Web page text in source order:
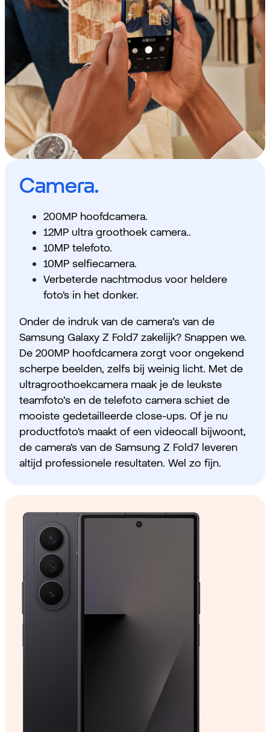
Camera.
200MP hoofdcamera.
12MP ultra groothoek camera..
10MP telefoto.
10MP selfiecamera.
Verbeterde nachtmodus voor heldere
foto's in het donker.
Onder de indruk van de camera’s van de
Samsung Galaxy Z Fold7 zakelijk? Snappen we.
De 200MP hoofdcamera zorgt voor ongekend
scherpe beelden, zelfs bij weinig licht. Met de
ultragroothoekcamera maak je de leukste
teamfoto’s en de telefoto camera schiet de
mooiste gedetailleerde close-ups. Of je nu
productfoto's maakt of een videocall bijwoont,
de camera's van de Samsung Z Fold7 leveren
altijd professionele resultaten. Wel zo fijn.